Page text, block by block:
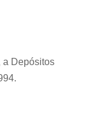
a Depósitos